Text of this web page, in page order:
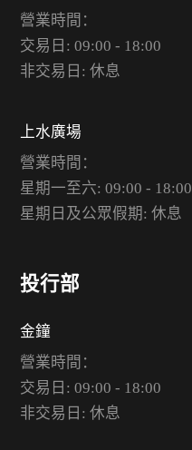
營業時間：
交易日: 09:00 - 18:00
非交易日: 休息
上水廣場
營業時間：
星期一至六: 09:00 - 18:00
星期日及公眾假期: 休息
投行部
金鐘
營業時間：
交易日: 09:00 - 18:00
非交易日: 休息